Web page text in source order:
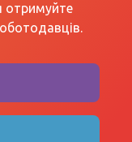
отримуйте